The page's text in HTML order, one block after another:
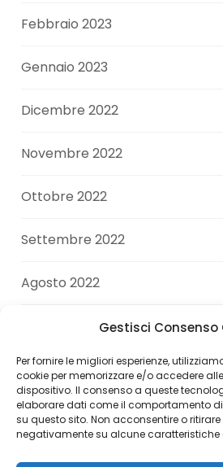
Gestisci Consenso
Per fornire le migliori esperienze,
cookie per memorizzare e/o accedere
dispositivo. Il consenso a queste
elaborare dati come il comportamento
su questo sito. Non acconsentire o
negativamente su alcune caratteristiche
Febbraio 2023
Gennaio 2023
Dicembre 2022
Novembre 2022
Ottobre 2022
Settembre 2022
Agosto 2022
Giugno 2022
Aprile 2022